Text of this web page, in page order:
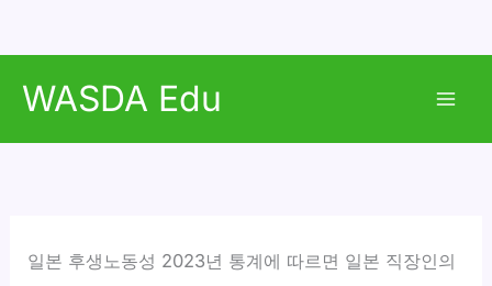
WASDA Edu
일본 후생노동성 2023년 통계에 따르면 일본 직장인의